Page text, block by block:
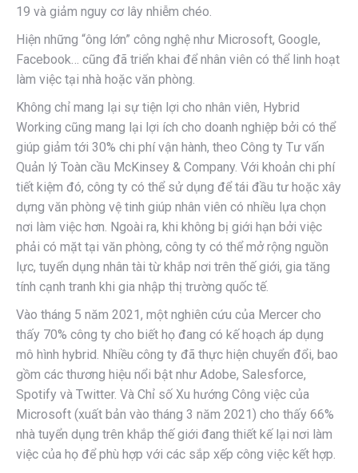
19 và giảm nguy cơ lây nhiễm chéo.
Hiện những “ông lớn” công nghệ như Microsoft, Google,
Facebook… cũng đã triển khai để nhân viên có thể linh hoạt
làm việc tại nhà hoặc văn phòng.
Không chỉ mang lại sự tiện lợi cho nhân viên, Hybrid
Working cũng mang lại lợi ích cho doanh nghiệp bởi có thể
giúp giảm tới 30% chi phí vận hành, theo Công ty Tư vấn
Quản lý Toàn cầu McKinsey & Company. Với khoản chi phí
tiết kiệm đó, công ty có thể sử dụng để tái đầu tư hoặc xây
dựng văn phòng vệ tinh giúp nhân viên có nhiều lựa chọn
nơi làm việc hơn. Ngoài ra, khi không bị giới hạn bởi việc
phải có mặt tại văn phòng, công ty có thể mở rộng nguồn
lực, tuyển dụng nhân tài từ khắp nơi trên thế giới, gia tăng
tính cạnh tranh khi gia nhập thị trường quốc tế.
Vào tháng 5 năm 2021, một nghiên cứu của Mercer cho
thấy 70% công ty cho biết họ đang có kế hoạch áp dụng
mô hình hybrid. Nhiều công ty đã thực hiện chuyển đổi, bao
gồm các thương hiệu nổi bật như Adobe, Salesforce,
Spotify và Twitter. Và Chỉ số Xu hướng Công việc của
Microsoft (xuất bản vào tháng 3 năm 2021) cho thấy 66%
nhà tuyển dụng trên khắp thế giới đang thiết kế lại nơi làm
việc của họ để phù hợp với các sắp xếp công việc kết hợp.